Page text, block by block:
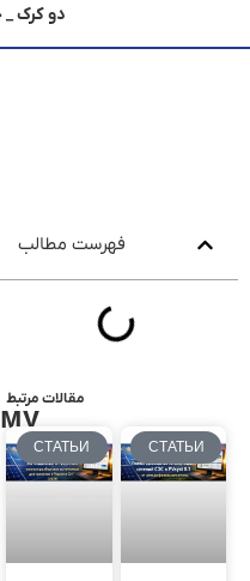
دو کرک
فهرست مطالب
مقالات مرتبط
СТАТЬИ СТАТЬИ